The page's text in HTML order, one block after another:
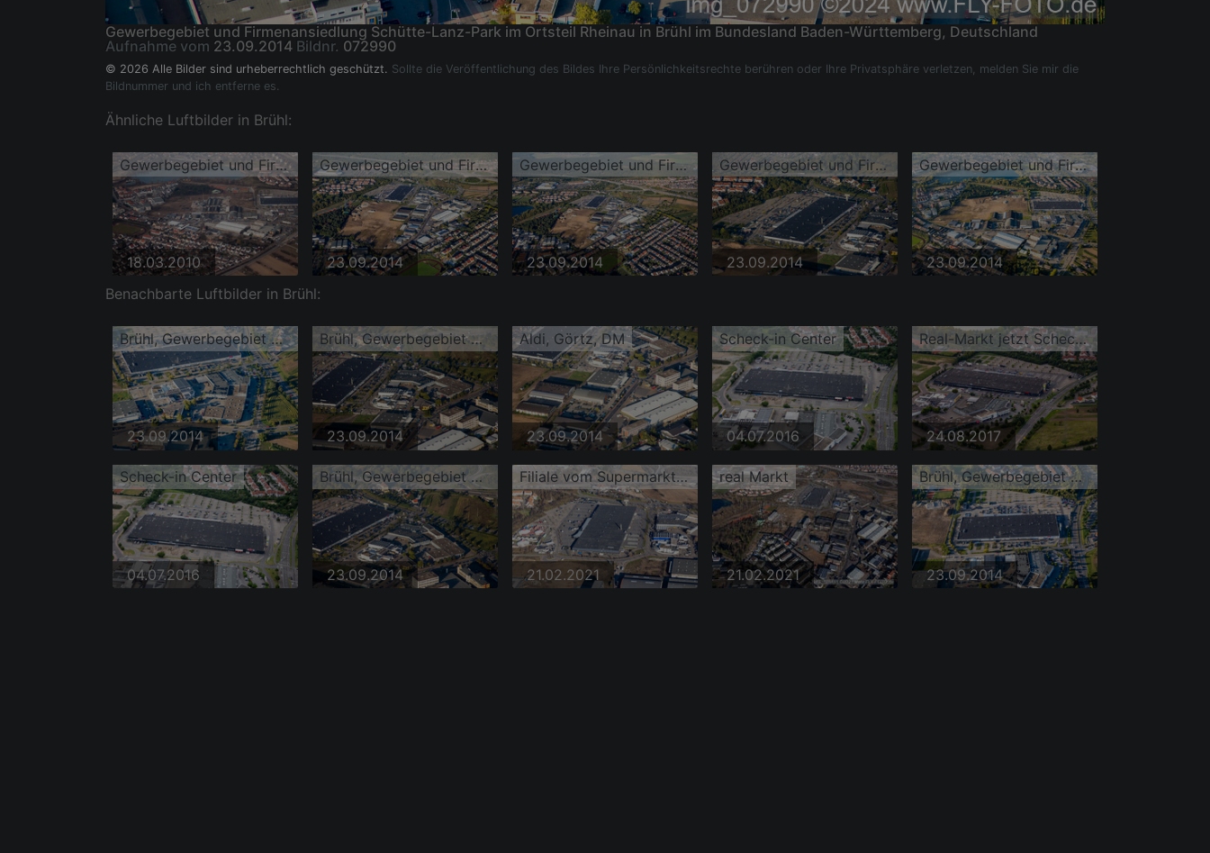
Gewerbegebiet und Firmenansiedlung Schütte-Lanz-Park im Ortsteil Rheinau in Brühl im Bundesland Baden-Württemberg, Deutschland
Aufnahme vom 23.09.2014 Bildnr. 072990
© 2026 Alle Bilder sind urheberrechtlich geschützt. Sollte die Veröffentlichung des Bildes Ihre Persönlichkeitsrechte berühren oder Ihre Privatsphäre verletzen, melden Sie mir die
Bildnummer und ich entferne es.
Ähnliche Luftbilder in Brühl:
Gewerbegebiet und Firmenansiedlung Schütte-Lanz-Park im Ortsteil Rheinau
18.03.2010
Gewerbegebiet und Firmenansiedlung Schütte-Lanz-Park im Ortsteil Rheinau
23.09.2014
Gewerbegebiet und Firmenansiedlung Schütte-Lanz-Park im Ortsteil Rheinau
23.09.2014
Gewerbegebiet und Firmenansiedlung Schütte-Lanz-Park im Ortsteil Rheinau
23.09.2014
Gewerbegebiet und Firmenansiedlung Schütte-Lanz-Park im Ortsteil Rheinau
23.09.2014
Benachbarte Luftbilder in Brühl:
Brühl, Gewerbegebiet Schütte-Lanz-Park
23.09.2014
Brühl, Gewerbegebiet Schütte-Lanz-Park
23.09.2014
Aldi, Görtz, DM
23.09.2014
Scheck-in Center
04.07.2016
Real-Markt jetzt Scheck-in Center
24.08.2017
Scheck-in Center
04.07.2016
Brühl, Gewerbegebiet Schütte-Lanz-Park
23.09.2014
Filiale vom Supermarkt real
21.02.2021
real Markt
21.02.2021
Brühl, Gewerbegebiet Schütte-Lanz-Park
23.09.2014